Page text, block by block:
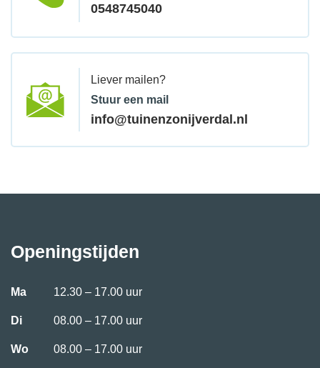
0548745040
Liever mailen?
Stuur een mail
info@tuinenzonijverdal.nl
Openingstijden
Ma 12.30 – 17.00 uur
Di 08.00 – 17.00 uur
Wo 08.00 – 17.00 uur